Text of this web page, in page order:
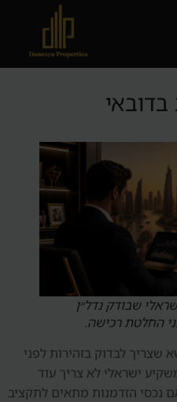
שבודק נדל״ן
החלטת רכישה.
שצריך לבדוק בזהירות לפני
ישראלי לא צריך עוד
נכסי הזדמנות מתאים לתקציב